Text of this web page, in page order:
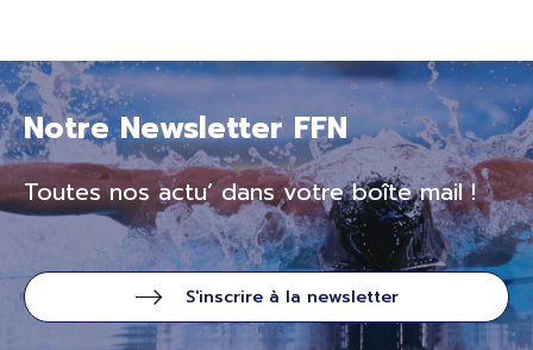
Notre Newsletter FFN
Toutes nos actu’ dans votre boîte mail !
S'inscrire à la newsletter